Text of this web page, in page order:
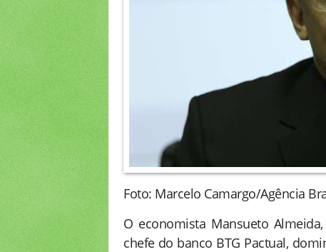
Foto: Marcelo Camargo/Agência
O economista Mansueto
chefe do banco BTG Pactual,